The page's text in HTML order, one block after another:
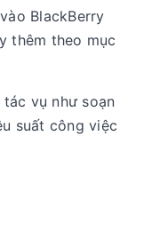
BlackBerry
thêm theo mục
vụ như soạn
suất công việc